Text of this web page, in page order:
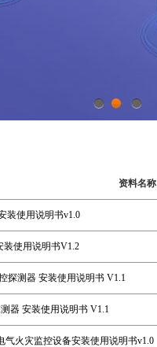
资料名称
装使用说明书v1.0
装使用说明书V1.2
探测器 安装使用说明书 V1.1
器 安装使用说明书 V1.1
气火灾监控设备安装使用说明书v1.0